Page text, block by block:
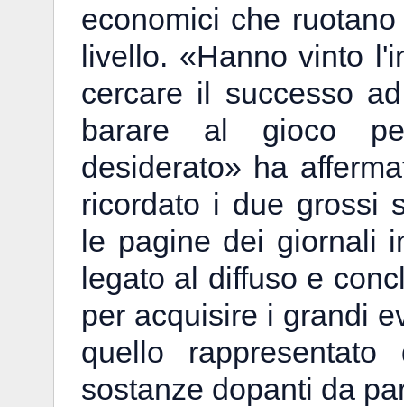
economici che
livello. «Hanno vinto
cercare il successo
barare al gioco
desiderato» ha
ricordato i due grossi
le pagine dei giornali
legato al diffuso e
per acquisire i grandi
quello
sostanze dopanti da